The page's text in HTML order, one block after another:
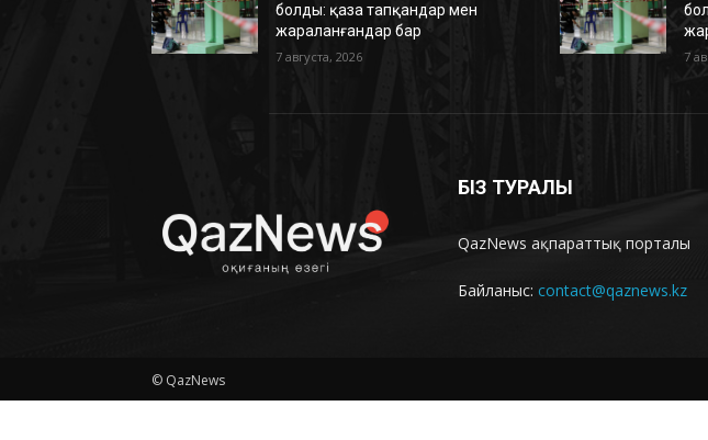
болды: қаза тапқандар мен
жараланғандар бар
7 августа, 2026 7
БІЗ ТУРАЛЫ
QazNews ақпараттық порталы
Байланыс: contact@qaznews.kz
© QazNews